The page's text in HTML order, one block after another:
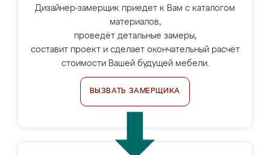
Дизайнер-замерщик приедет к Вам с каталогом
материалов,
проведёт детальные замеры,
составит проект и сделает окончательный расчёт
стоимости Вашей будущей мебели.
ВЫЗВАТЬ ЗАМЕРЩИКА